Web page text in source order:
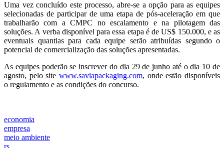
Uma vez concluído este processo, abre-se a opção para as equipes
selecionadas de participar de uma etapa de pós-aceleração em que
trabalharão com a CMPC no escalamento e na pilotagem das
soluções. A verba disponível para essa etapa é de US$ 150.000, e as
eventuais quantias para cada equipe serão atribuídas segundo o
potencial de comercialização das soluções apresentadas.
As equipes poderão se inscrever do dia 29 de junho até o dia 10 de
agosto, pelo site www.saviapackaging.com, onde estão disponíveis
o regulamento e as condições do concurso.
economia
empresa
meio ambiente
rs